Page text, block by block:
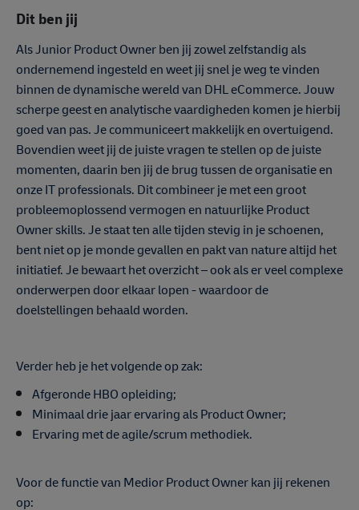
Dit ben jij
Als Junior Product Owner ben jij zowel zelfstandig als
ondernemend ingesteld en weet jij snel je weg te vinden
binnen de dynamische wereld van DHL eCommerce. Jouw
scherpe geest en analytische vaardigheden komen je hierbij
goed van pas. Je communiceert makkelijk en overtuigend.
Bovendien weet jij de juiste vragen te stellen op de juiste
momenten, daarin ben jij de brug tussen de organisatie en
onze IT professionals. Dit combineer je met een groot
probleemoplossend vermogen en natuurlijke Product
Owner skills. Je staat ten alle tijden stevig in je schoenen,
bent niet op je monde gevallen en pakt van nature altijd het
initiatief. Je bewaart het overzicht – ook als er veel complexe
onderwerpen door elkaar lopen - waardoor de
doelstellingen behaald worden.
Verder heb je het volgende op zak:
Afgeronde HBO opleiding;
Minimaal drie jaar ervaring als Product Owner;
Ervaring met de agile/scrum methodiek.
Voor de functie van Medior Product Owner kan jij rekenen
op: